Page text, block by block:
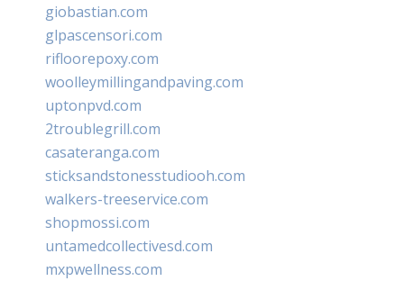
giobastian.com
glpascensori.com
rifloorepoxy.com
woolleymillingandpaving.com
uptonpvd.com
2troublegrill.com
casateranga.com
sticksandstonesstudiooh.com
walkers-treeservice.com
shopmossi.com
untamedcollectivesd.com
mxpwellness.com